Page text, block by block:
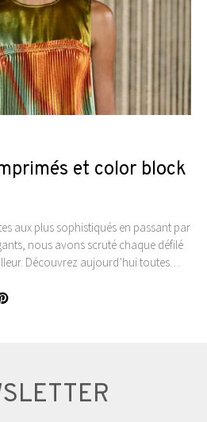
et color block
aux plus sophistiqués en passant par
nous avons scruté chaque défilé
Découvrez aujourd’hui toutes…